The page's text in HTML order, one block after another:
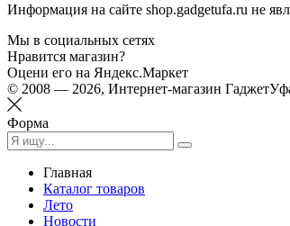
Информация на сайте shop.gadgetufa.ru не
Мы в социальных сетях
Нравится магазин?
Оцени его на Яндекс.Маркет
© 2008 — 2026, Интернет-магазин
Форма
Главная
Каталог товаров
Лето
Новости